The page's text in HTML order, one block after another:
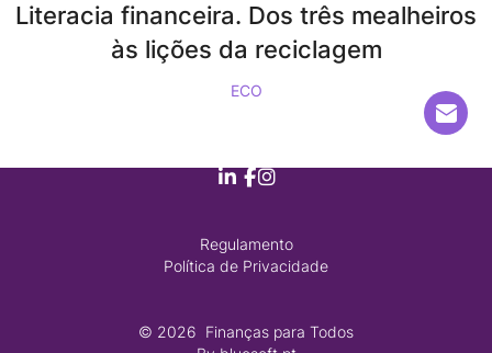
Literacia financeira. Dos três mealheiros
às lições da reciclagem
ECO
© 2026 Finanças para Todos
Regulamento
Política de Privacidade